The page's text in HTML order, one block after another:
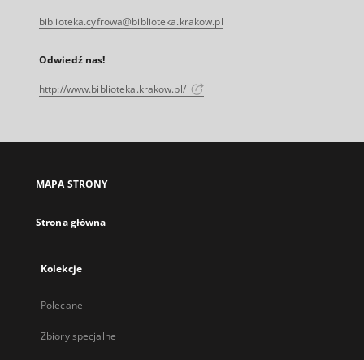
biblioteka.cyfrowa@biblioteka.krakow.pl
Odwiedź nas!
http://www.biblioteka.krakow.pl/
MAPA STRONY
Strona główna
Kolekcje
Polecane
Zbiory specjalne